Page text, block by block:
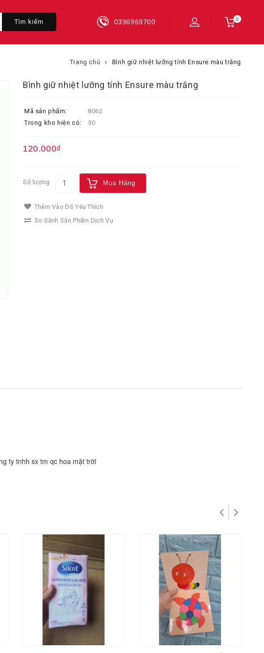
0
0396969700
Tìm kiếm
Trang chủ Bình giữ nhiệt lưỡng tính Ensure màu trắng
Bình giữ nhiệt lưỡng tính Ensure màu trắng
Mã sản phẩm:
8062
Trong kho hiện có:
50
120.000₫
Số lượng Mua Hàng
Thêm Vào DS Yêu Thích
So Sánh Sản Phẩm Dịch Vụ
ty tnhh sx tm qc hoa mặt trời